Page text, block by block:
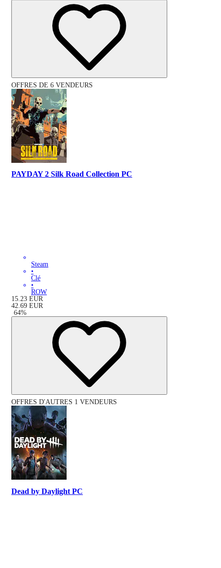
OFFRES DE 6 VENDEURS
PAYDAY 2 Silk Road Collection PC
Steam
•
Clé
•
ROW
15.23 EUR
42.69 EUR
-64%
OFFRES D'AUTRES 1 VENDEURS
Dead by Daylight PC